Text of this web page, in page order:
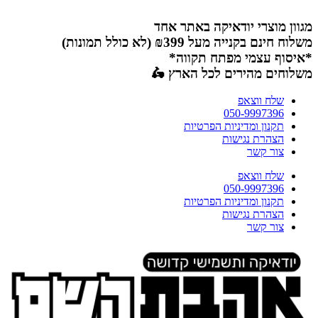
לתוכן
מגוון מוצרי יודאיקה באתר אחד
משלוח חינם בקנייה מעל ₪399 (לא כולל תמונות)
*איסוף עצמי מפתח תקווה*
משלוחים מהירים לכל הארץ 🛵
שלח ווצאפ
050-9997396
תקנון ומדיניות הפרטיות
הצהרת נגישות
צור קשר
שלח ווצאפ
050-9997396
תקנון ומדיניות הפרטיות
הצהרת נגישות
צור קשר